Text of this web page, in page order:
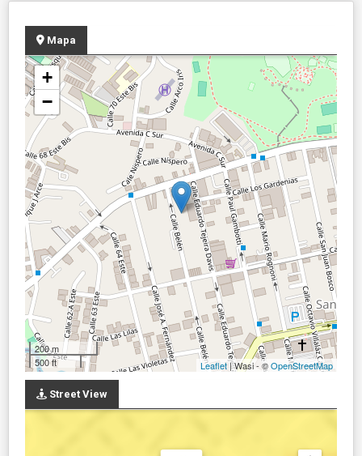
Mapa
+
−
200 m
500 ft
Leaflet| Wasi - ©OpenStreetMap
Street View